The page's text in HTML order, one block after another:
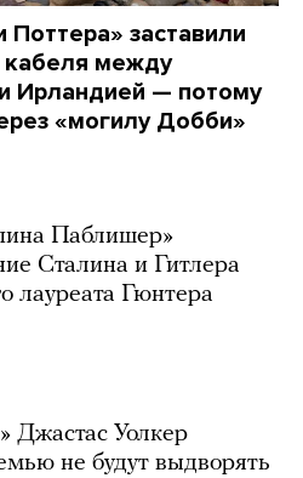
Поттера» заставили
кабеля между
Ирландией — потому
«могилу Добби»
Паблишер»
Сталина и Гитлера
лауреата Гюнтера
Джастас Уолкер
не будут выдворять